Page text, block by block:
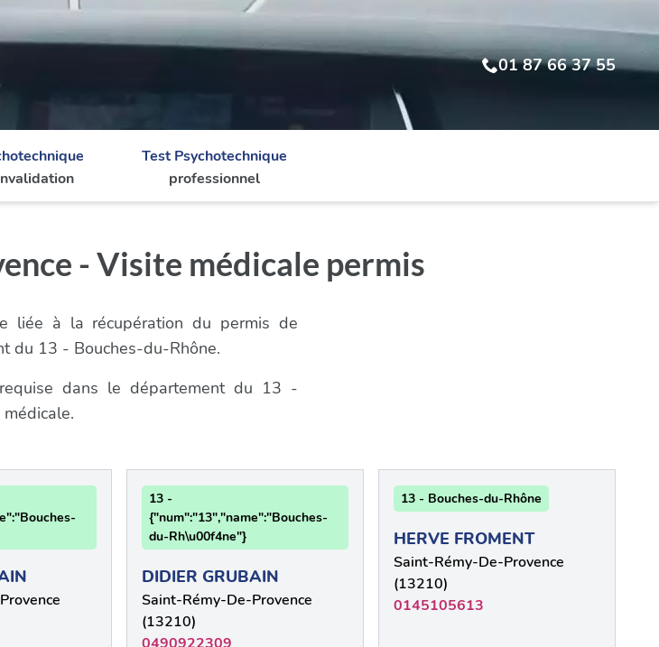
01 87 66 37 55
Test Psychotechnique
professionnel
- Visite médicale permis
liée à la récupération du permis de
du 13 - Bouches-du-Rhône.
dans le département du 13 -
13 -
{"num":"13","name":"Bouches-
du-Rh\u00f4ne"}
DIDIER GRUBAIN
Saint-Rémy-De-Provence
(13210)
13 - Bouches-du-Rhône
HERVE FROMENT
Saint-Rémy-De-Provence
(13210)
0145105613